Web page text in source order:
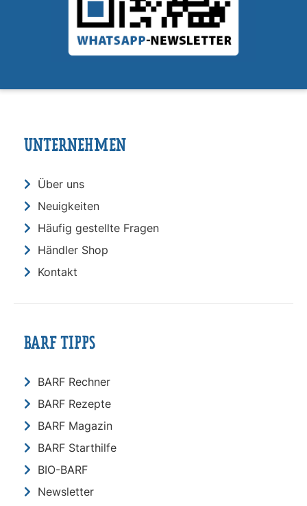
UNTERNEHMEN
Über uns
Neuigkeiten
Häufig gestellte Fragen
Händler Shop
Kontakt
BARF TIPPS
BARF Rechner
BARF Rezepte
BARF Magazin
BARF Starthilfe
BIO-BARF
Newsletter